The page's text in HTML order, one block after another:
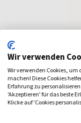
Wir verwenden
Wir verwenden Cookies, um
machen! Diese Cookies
Erfahrung zu
'Akzeptieren' für das beste
Klicke auf 'Cookies